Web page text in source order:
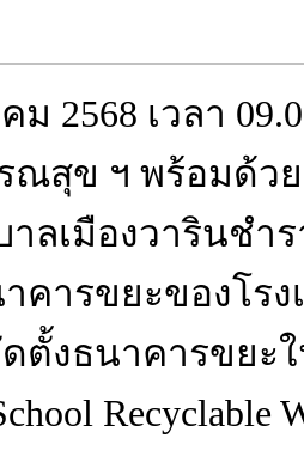
ม 2568 เวลา
ณสุข ฯ พร้อมด้ว
าลเมืองวารินช
คารขยะของโร
ตั้งธนาคารขยะ
Recyclable